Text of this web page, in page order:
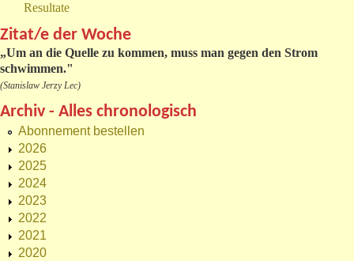
Resultate
Zitat/e der Woche
„Um an die Quelle zu kommen, muss man gegen den Strom
schwimmen."
(Stanislaw Jerzy Lec)
Archiv - Alles chronologisch
Abonnement bestellen
2026
2025
2024
2023
2022
2021
2020